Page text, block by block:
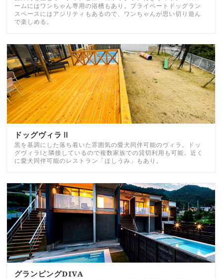
ームにはワンちゃん専用の浴槽もあり。プライベートドッグラン
スペースにはアジリティもあるので、ワンちゃんが思い切り遊ん
で楽しめる。
ドッグヴィラⅡ
黒を基調にした落ち着いた雰囲気の愛犬同伴可能のヴィラ。ドッ
グヴィラⅠと隣接しているので複数家族での貸切利用も可能。近く
に愛犬同伴可能のレストラン「ほしうみ」もあり。
グランピングDIVA